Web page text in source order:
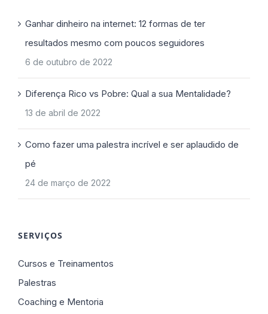
Ganhar dinheiro na internet: 12 formas de ter
resultados mesmo com poucos seguidores
6 de outubro de 2022
Diferença Rico vs Pobre: Qual a sua Mentalidade?
13 de abril de 2022
Como fazer uma palestra incrível e ser aplaudido de
pé
24 de março de 2022
SERVIÇOS
Cursos e Treinamentos
Palestras
Coaching e Mentoria